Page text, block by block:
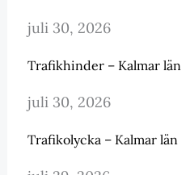
juli 30, 2026
Trafikhinder – Kalmar län
juli 30, 2026
Trafikolycka – Kalmar län